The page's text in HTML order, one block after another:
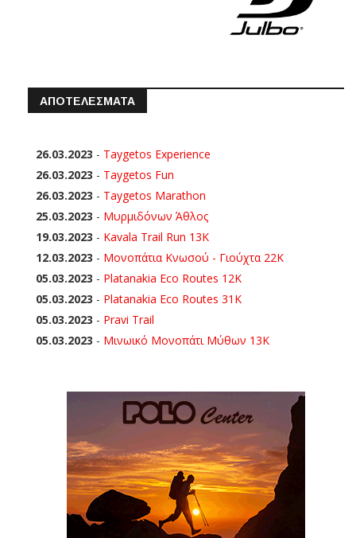
ΑΠΟΤΕΛΕΣΜΑΤΑ
26.03.2023 - Taygetos Experience
26.03.2023 - Taygetos Fun
26.03.2023 - Taygetos Marathon
25.03.2023 - Μυρμιδόνων Άθλος
19.03.2023 - Kavala Trail Run 13K
12.03.2023 - Μονοπάτια Κνωσού - Γιούχτα 22Κ
05.03.2023 - Platanakia Eco Routes 12K
05.03.2023 - Platanakia Eco Routes 31K
05.03.2023 - Pravi Trail
05.03.2023 - Μινωικό Μονοπάτι Μύθων 13Κ